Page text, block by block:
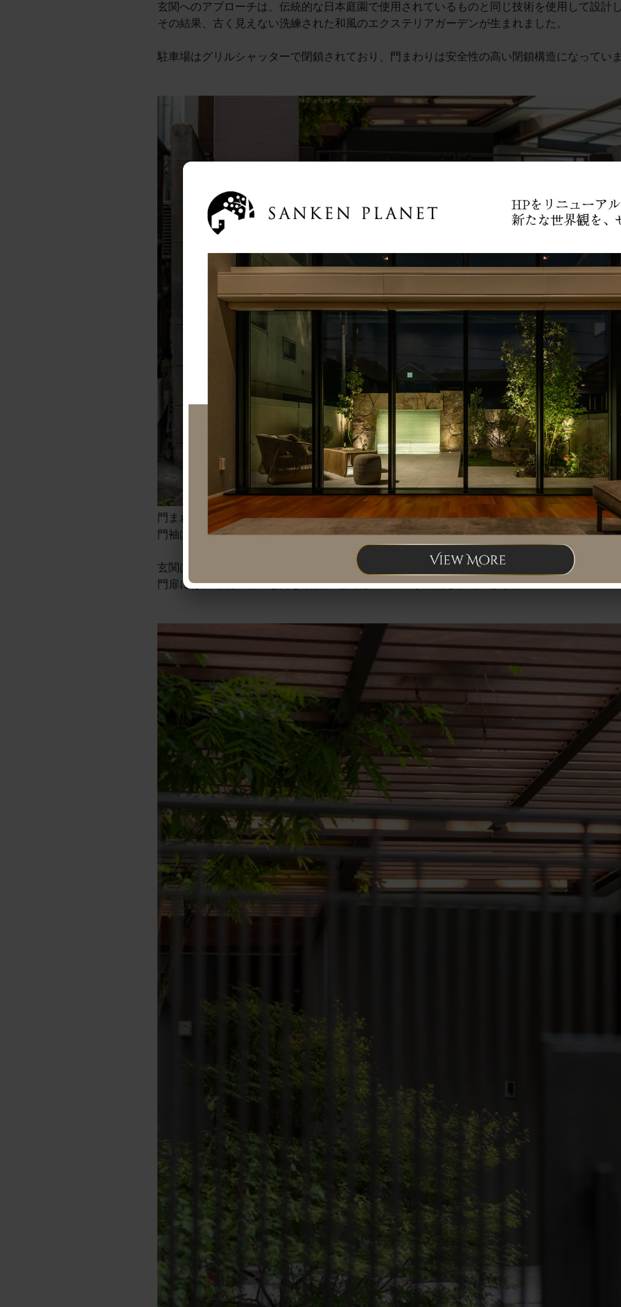
玄関へのアプローチは、伝統的な日本庭園で使用されているものと同じ技術を使用して設計
その結果、古く見えない洗練された和風のエクステリアガーデンが生まれました。
駐車場はグリルシャッターで閉鎖されており、門まわりは安全性の高い閉鎖構造になってい
門まわりです。
門袖は、建物と同じジョリパッドで仕上げることで建物と外観をひとつになるよう考えまし
玄関は道路から離れたところにあり、小石でできたアプローチは空間に奥行きを感じさせま
門扉には、建物のドアと同じ最新の電気錠システムが装備されています。